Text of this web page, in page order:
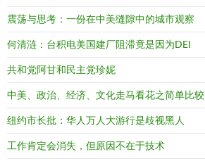
震荡与思考：一份在中美缝隙中的城市观察
何清涟：台积电美国建厂阻滞竟是因为DEI
共和党阿甘和民主党珍妮
中美、政治、经济、文化走马看花之简单比较
纽约市长批：华人万人大游行是歧视黑人
工作肯定会消失，但原因不在于技术